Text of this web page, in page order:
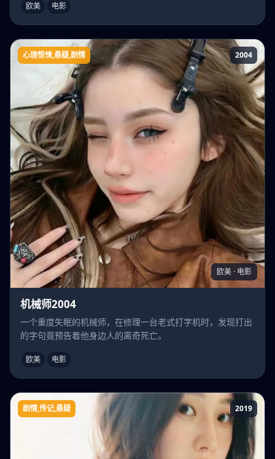
欧美 电影
机械师2004
心理惊悚,悬疑,剧情 2004
欧美 · 电影
机械师2004
一个重度失眠的机械师，在修理一台老式打字机时，发现打出
的字句竟预告着他身边人的离奇死亡。
欧美 电影
托芙的房间
剧情,传记,悬疑 2019